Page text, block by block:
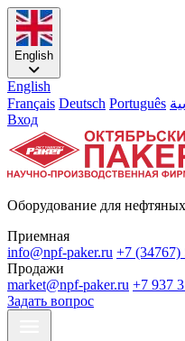
English
English
Français Deutsch Português
Вход
Оборудование для
Приемная
info@npf-paker.ru +7 (34767)
Продажи
market@npf-paker.ru +7 937
Задать вопрос